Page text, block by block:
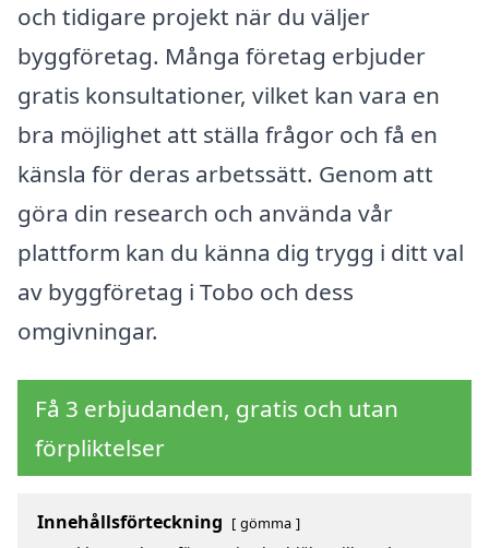
och tidigare projekt när du väljer
byggföretag. Många företag erbjuder
gratis konsultationer, vilket kan vara en
bra möjlighet att ställa frågor och få en
känsla för deras arbetssätt. Genom att
göra din research och använda vår
plattform kan du känna dig trygg i ditt val
av byggföretag i Tobo och dess
omgivningar.
Få 3 erbjudanden, gratis och utan
förpliktelser
Innehållsförteckning gömma